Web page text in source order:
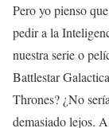
Pero yo pienso
pedir a la
nuestra serie o
Battlestar
Thrones? ¿No
demasiado lejos.